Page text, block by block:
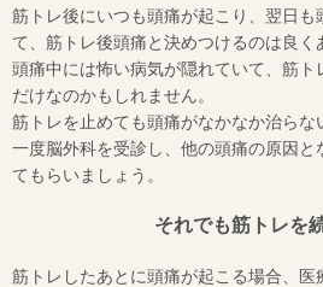
筋トレ後にいつも頭痛が起こり、翌日も
て、筋トレ後頭痛と決めつけるのは良く
頭痛中には怖い病気が隠れていて、筋ト
だけなのかもしれません。
筋トレを止めても頭痛がなかなか治らな
一度脳外科を受診し、他の頭痛の原因と
てもらいましょう。
それでも筋トレを
筋トレしたあとに頭痛が起こる場合、医